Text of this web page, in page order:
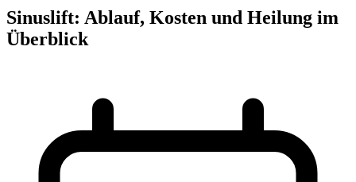
Sinuslift: Ablauf, Kosten und Heilung im
Überblick